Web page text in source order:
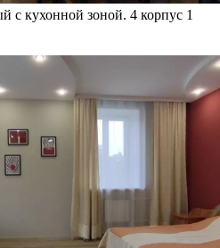
с кухонной зоной. 4 корпус 1